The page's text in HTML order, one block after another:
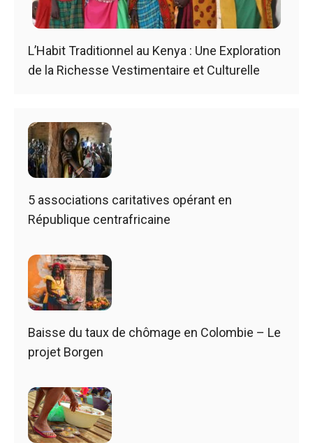
L’Habit Traditionnel au Kenya : Une Exploration
de la Richesse Vestimentaire et Culturelle
5 associations caritatives opérant en
République centrafricaine
Baisse du taux de chômage en Colombie – Le
projet Borgen